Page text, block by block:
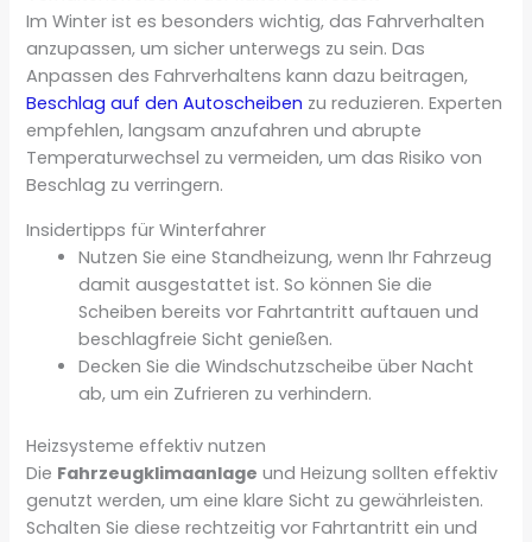
Im Winter ist es besonders wichtig, das Fahrverhalten
anzupassen, um sicher unterwegs zu sein. Das
Anpassen des Fahrverhaltens kann dazu beitragen,
Beschlag auf den Autoscheiben zu reduzieren. Experten
empfehlen, langsam anzufahren und abrupte
Temperaturwechsel zu vermeiden, um das Risiko von
Beschlag zu verringern.
Insidertipps für Winterfahrer
Nutzen Sie eine Standheizung, wenn Ihr Fahrzeug
damit ausgestattet ist. So können Sie die
Scheiben bereits vor Fahrtantritt auftauen und
beschlagfreie Sicht genießen.
Decken Sie die Windschutzscheibe über Nacht
ab, um ein Zufrieren zu verhindern.
Heizsysteme effektiv nutzen
Die Fahrzeugklimaanlage und Heizung sollten effektiv
genutzt werden, um eine klare Sicht zu gewährleisten.
Schalten Sie diese rechtzeitig vor Fahrtantritt ein und